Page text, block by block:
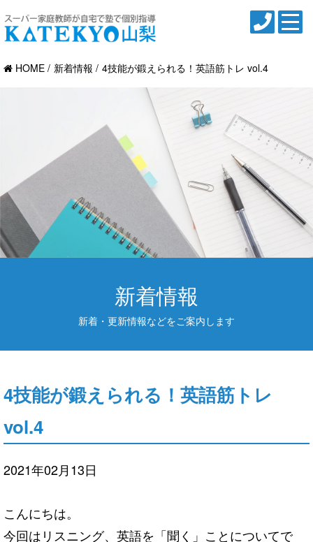
HOME 新着情報 4技能が鍛えられる！英語筋トレ vol.4
新着情報
新着・更新情報などをご案内します
4技能が鍛えられる！英語筋トレ
vol.4
2021年02月13日
こんにちは。
今回はリスニング、英語を 「聞く」ことについてで